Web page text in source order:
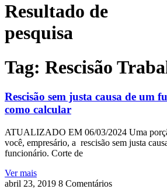
Resultado de
pesquisa
Tag: Rescisão
Rescisão sem justa causa de um
como calcular
ATUALIZADO EM 06/03/2024 Uma
você, empresário, a rescisão sem justa
funcionário. Corte de
Ver mais
abril 23, 2019 8 Comentários